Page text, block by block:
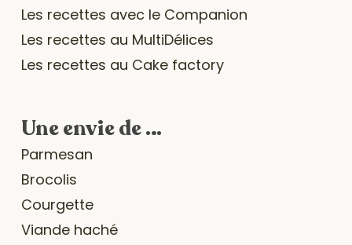
Les recettes avec le Companion
Les recettes au MultiDélices
Les recettes au Cake factory
Une envie de …
Parmesan
Brocolis
Courgette
Viande haché